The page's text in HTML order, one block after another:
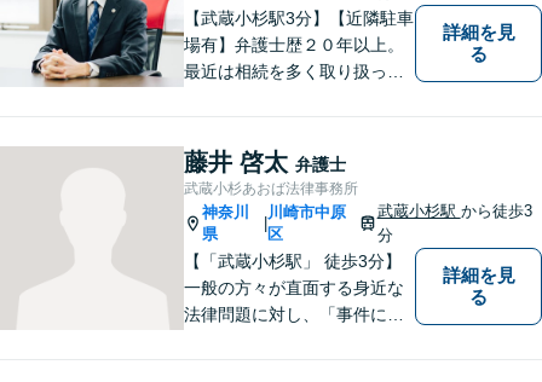
【武蔵小杉駅3分】【近隣駐車
場有】弁護士歴２０年以上。
最近は相続を多く取り扱って
親族と争うところもあり、精
神的な負担が大きいところも
あります。早めに相談して頂
き、一緒に問題解決に取り組
んでいきたいと考えていま
す。
詳細を見
る
藤井 啓太 弁護士
武蔵小杉あおば法律事務所
神奈川
県
川崎市中原
区
武蔵小杉駅 から徒歩3
分
【「武蔵小杉駅」 徒歩3分】
一般の方々が直面する身近な
法律問題に対し、「事件に大
信念で対応しています。どん
詳細を見
る